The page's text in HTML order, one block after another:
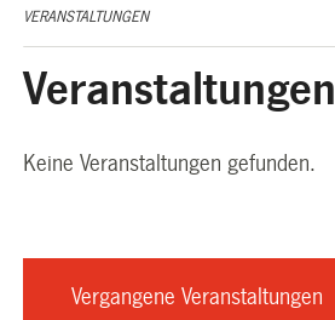
VERANSTALTUNGEN
Veranstaltungen
Keine Veranstaltungen gefunden.
Vergangene Veranstaltungen